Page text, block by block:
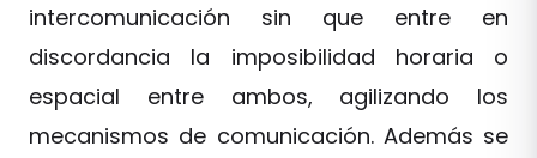
intercomunicación sin que entre en
discordancia la imposibilidad horaria o
espacial entre ambos, agilizando los
mecanismos de comunicación. Además se